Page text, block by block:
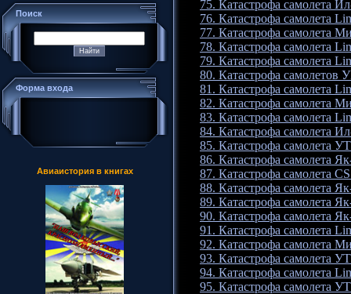
Поиск
Форма входа
Авиаистория в книгах
75. Катастрофа самолета
76. Катастрофа самолета
77. Катастрофа самолета
78. Катастрофа самолета
79. Катастрофа самолета
80. Катастрофа самолетов
81. Катастрофа самолета
82. Катастрофа самолета
83. Катастрофа самолета
84. Катастрофа самолета
85. Катастрофа самолета
86. Катастрофа самолета
87. Катастрофа самолета
88. Катастрофа самолета
89. Катастрофа самолета
90. Катастрофа самолета
91. Катастрофа самолета
92. Катастрофа самолета
93. Катастрофа самолета
94. Катастрофа самолета
95. Катастрофа самолета